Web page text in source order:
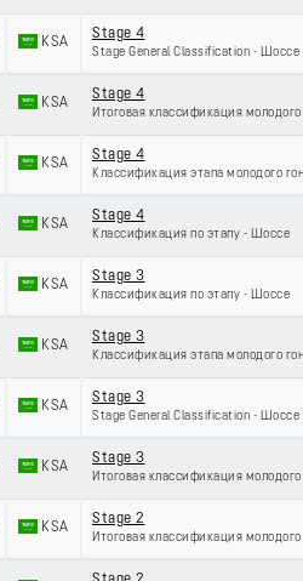
KSA
Stage 4
Stage General Classification - Шоссе
KSA
Stage 4
Итоговая классификация
KSA
Stage 4
Классификация этапа молодого
KSA
Stage 4
Классификация по этапу - Шоссе
KSA
Stage 3
Классификация по этапу - Шоссе
KSA
Stage 3
Классификация этапа молодого
KSA
Stage 3
Stage General Classification - Шоссе
KSA
Stage 3
Итоговая классификация
KSA
Stage 2
Итоговая классификация